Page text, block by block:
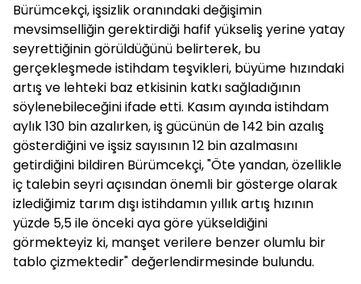
Bürümcekçi, işsizlik oranındaki değişimin
mevsimselliğin gerektirdiği hafif yükseliş yerine yatay
seyrettiğinin görüldüğünü belirterek, bu
gerçekleşmede istihdam teşvikleri, büyüme hızındaki
artış ve lehteki baz etkisinin katkı sağladığının
söylenebileceğini ifade etti. Kasım ayında istihdam
aylık 130 bin azalırken, iş gücünün de 142 bin azalış
gösterdiğini ve işsiz sayısının 12 bin azalmasını
getirdiğini bildiren Bürümcekçi, "Öte yandan, özellikle
iç talebin seyri açısından önemli bir gösterge olarak
izlediğimiz tarım dışı istihdamın yıllık artış hızının
yüzde 5,5 ile önceki aya göre yükseldiğini
görmekteyiz ki, manşet verilere benzer olumlu bir
tablo çizmektedir" değerlendirmesinde bulundu.